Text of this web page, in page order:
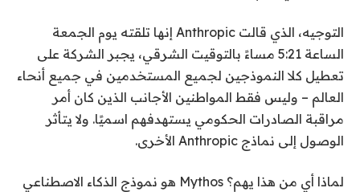
التوجيه، الذي قالت Anthropic إنها تلقته يوم الجمعة
الساعة 5:21 مساءً بالتوقيت الشرقي، يجبر الشركة على
تعطيل كلا النموذجين لجميع المستخدمين في جميع أنحاء
العالم – وليس فقط المواطنين الأجانب الذين كان أمر
مراقبة الصادرات الحكومي يستهدفهم اسميًا. ولا يتأثر
الوصول إلى نماذج Anthropic الأخرى.
لماذا أي من هذا يهم؟ Mythos هو نموذج الذكاء الاصطناعي